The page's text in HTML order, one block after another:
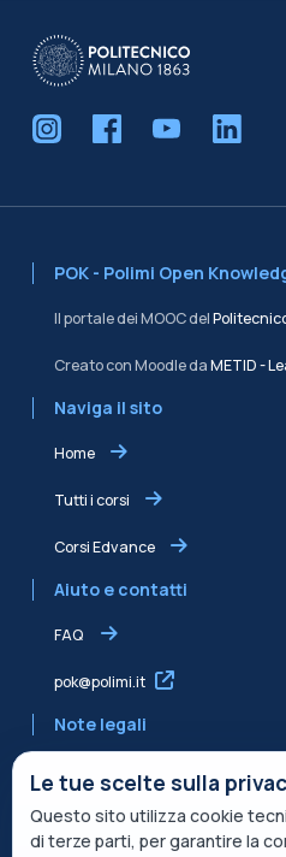
POK - Polimi Open
Il portale dei MOOC del
Creato con Moodle daMETID -
Naviga il sito
Home
Tutti i corsi
Corsi Edvance
Aiuto e contatti
FAQ
pok@polimi.it
Note legali
Informativa condivisa Edvance
Le tue scelte sulla
Questo sito utilizza cookie
di terze parti, per garantire la